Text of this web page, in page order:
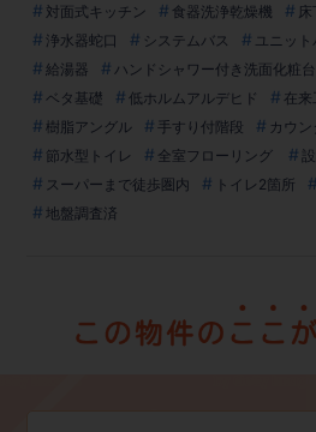
対面式キッチン
食器洗浄乾燥機
浄水器蛇口
システムバス ユニット
給湯器
ハンドシャワー付き洗面化粧台
ベタ基礎
低ホルムアルデヒド 在来
樹脂アングル
手すり付階段 カウ
節水型トイレ
全室フローリング
スーパーまで徒歩圏内
トイレ2箇所
地盤調査済